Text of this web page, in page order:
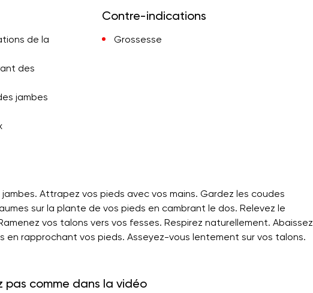
de la
des
jambes
Contre-indications
Grossesse
Attrapez vos pieds avec vos mains. Gardez les coudes
sur la plante de vos pieds en cambrant le dos. Relevez le
vos talons vers vos fesses. Respirez naturellement. Abaissez
en rapprochant vos pieds. Asseyez-vous lentement sur vos talons.
pas comme dans la vidéo